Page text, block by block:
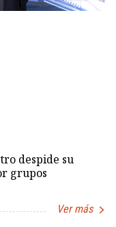
despide su
grupos
Ver más